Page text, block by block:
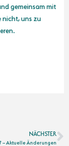
gemeinsam mit
nicht, uns zu
NÄCHSTER
– Aktuelle Änderungen